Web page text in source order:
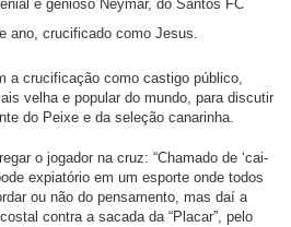
e genioso Neymar, do Santos FC
ano, crucificado como Jesus.
a crucificação como castigo público,
velha e popular do mundo, para discutir
do Peixe e da seleção canarinha.
o jogador na cruz: “Chamado de ‘cai-
expiatório em um esporte onde todos
ou não do pensamento, mas daí a
contra a sacada da “Placar”, pelo